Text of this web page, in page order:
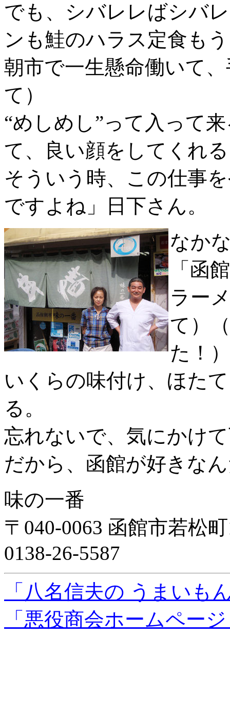
でも、シバレレばシバ
ンも鮭のハラス定食も
朝市で一生懸命働いて
て）
“めしめし”って入って
て、良い顔をしてくれ
そういう時、この仕事
ですよね」日下さん。
なか
「函
ラー
て）
た！）
いくらの味付け、ほた
る。
忘れないで、気にかけ
だから、函館が好きな
味の一番
〒040-0063 函館市若松
0138-26-5587
「八名信夫の うまいも
「悪役商会ホームペー